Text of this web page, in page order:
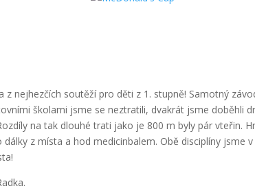
z nejhezčích soutěží pro děti z 1. stupně! Samotný
školami jsme se neztratili, dvakrát jsme doběhli
na tak dlouhé trati jako je 800 m byly pár vteřin.
z místa a hod medicinbalem. Obě disciplíny jsme v